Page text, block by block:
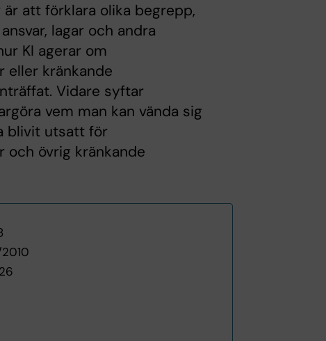
att förklara olika begrepp,
lagar och andra
KI agerar om
eller kränkande
Vidare syftar
vem man kan vända sig
blivit utsatt för
och övrig kränkande